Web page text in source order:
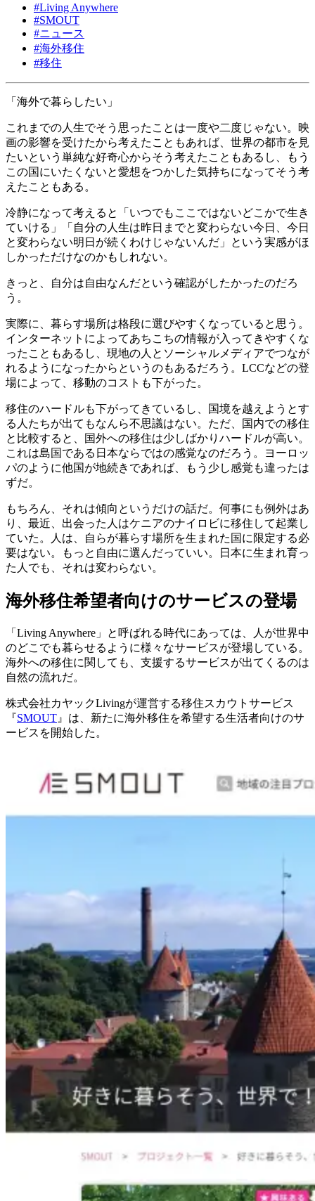
#Living Anywhere
#SMOUT
#ニュース
#海外移住
#移住
「海外で暮らしたい」
これまでの人生でそう思ったことは一度や二度じゃない。映
画の影響を受けたから考えたこともあれば、世界の都市を見
たいという単純な好奇心からそう考えたこともあるし、もう
この国にいたくないと愛想をつかした気持ちになってそう考
えたこともある。
冷静になって考えると「いつでもここではないどこかで生き
ていける」「自分の人生は昨日までと変わらない今日、今日
と変わらない明日が続くわけじゃないんだ」という実感がほ
しかっただけなのかもしれない。
きっと、自分は自由なんだという確認がしたかったのだろ
う。
実際に、暮らす場所は格段に選びやすくなっていると思う。
インターネットによってあちこちの情報が入ってきやすくな
ったこともあるし、現地の人とソーシャルメディアでつなが
れるようになったからというのもあるだろう。LCCなどの登
場によって、移動のコストも下がった。
移住のハードルも下がってきているし、国境を越えようとす
る人たちが出てもなんら不思議はない。ただ、国内での移住
と比較すると、国外への移住は少しばかりハードルが高い。
これは島国である日本ならではの感覚なのだろう。ヨーロッ
パのように他国が地続きであれば、もう少し感覚も違ったは
ずだ。
もちろん、それは傾向というだけの話だ。何事にも例外はあ
り、最近、出会った人はケニアのナイロビに移住して起業し
ていた。人は、自らが暮らす場所を生まれた国に限定する必
要はない。もっと自由に選んだっていい。日本に生まれ育っ
た人でも、それは変わらない。
海外移住希望者向けのサービスの登場
「Living Anywhere」と呼ばれる時代にあっては、人が世界中
のどこでも暮らせるように様々なサービスが登場している。
海外への移住に関しても、支援するサービスが出てくるのは
自然の流れだ。
株式会社カヤックLivingが運営する移住スカウトサービス
『SMOUT 』は、新たに海外移住を希望する生活者向けのサ
ービスを開始した。